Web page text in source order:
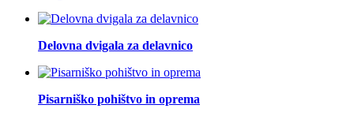
Delovna dvigala za delavnico
Pisarniško pohištvo in oprema